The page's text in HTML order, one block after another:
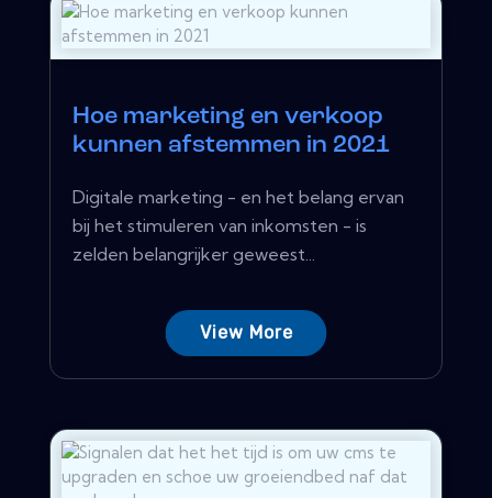
Hoe marketing en verkoop
kunnen afstemmen in 2021
Digitale marketing - en het belang ervan
bij het stimuleren van inkomsten - is
zelden belangrijker geweest...
View More